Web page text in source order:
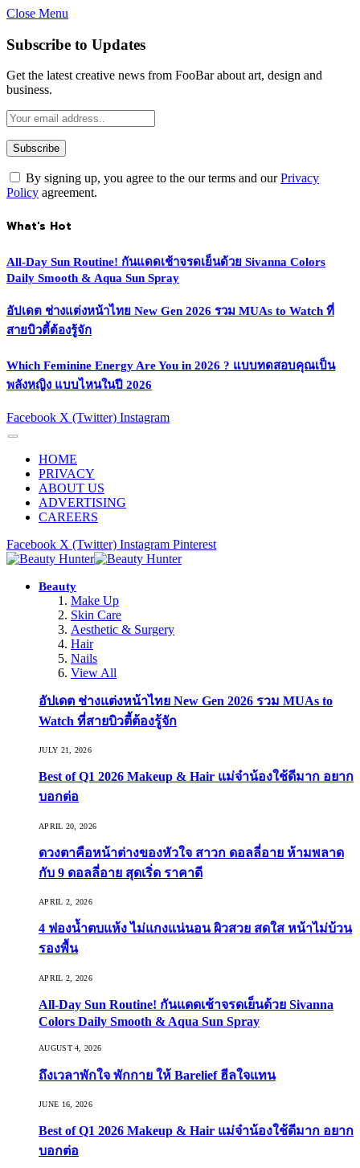
Close Menu
Subscribe to Updates
Get the latest creative news from FooBar about art, design and
business.
By signing up, you agree to the our terms and ourPrivacy
Policy agreement.
What's Hot
All-Day Sun Routine! กันแดดเช้าจรดเย็นด้วย Sivanna Colors
Daily Smooth & Aqua Sun Spray
อัปเดต ช่างแต่งหน้าไทย New Gen 2026 รวม MUAs to Watch ที่
สายบิวตี้ต้องรู้จัก
Which Feminine Energy Are You in 2026 ? แบบทดสอบคุณเป็น
พลังหญิง แบบไหนในปี 2026
Facebook X (Twitter) Instagram
HOME
PRIVACY
ABOUT US
ADVERTISING
CAREERS
Facebook X (Twitter) Instagram Pinterest
Beauty
Make Up
Skin Care
Aesthetic & Surgery
Hair
Nails
View All
อัปเดต ช่างแต่งหน้าไทย New Gen 2026 รวม MUAs to
Watch ที่สายบิวตี้ต้องรู้จัก
JULY 21, 2026
Best of Q1 2026 Makeup & Hair แม่จ๋าน้องใช้ดีมาก อยาก
บอกต่อ
APRIL 20, 2026
ดวงตาคือหน้าต่างของหัวใจ สาวก ดอลลี่อาย ห้ามพลาด
กับ 9 ดอลลี่อาย สุดเริ่ด ราคาดี
APRIL 2, 2026
4 ฟองน้ำตบแห้ง ไม่แกงแน่นอน ผิวสวย สดใส หน้าไม่บ้วน
รองพื้น
APRIL 2, 2026
All-Day Sun Routine! กันแดดเช้าจรดเย็นด้วย Sivanna
Colors Daily Smooth & Aqua Sun Spray
AUGUST 4, 2026
ถึงเวลาพักใจ พักกาย ให้ Barelief ฮีลใจแทน
JUNE 16, 2026
Best of Q1 2026 Makeup & Hair แม่จ๋าน้องใช้ดีมาก อยาก
บอกต่อ